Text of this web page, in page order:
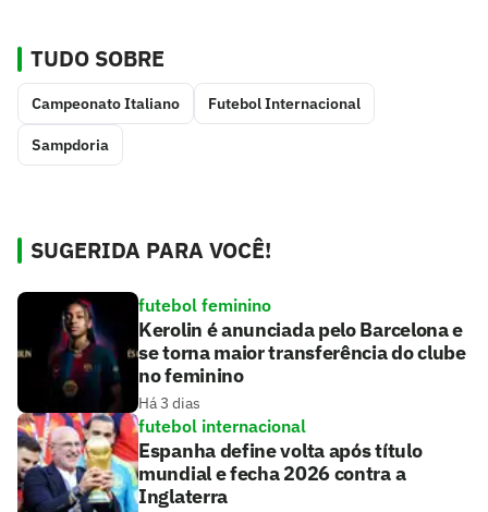
TUDO SOBRE
Campeonato Italiano Futebol Internacional
Sampdoria
SUGERIDA PARA VOCÊ!
futebol feminino
Kerolin é anunciada pelo Barcelona e
se torna maior transferência do clube
no feminino
Há 3 dias
futebol internacional
Espanha define volta após título
mundial e fecha 2026 contra a
Inglaterra